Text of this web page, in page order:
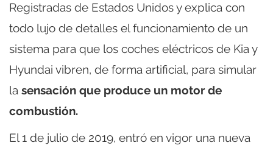
Registradas de Estados Unidos y explica con
todo lujo de detalles el funcionamiento de un
sistema para que los coches eléctricos de Kia y
Hyundai vibren, de forma artificial, para simular
la sensación que produce un motor de
combustión.
El 1 de julio de 2019, entró en vigor una nueva